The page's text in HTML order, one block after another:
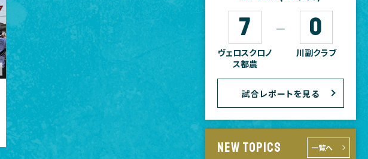
7
ヴェロスクロノ
ス都農
― 0
川副クラブ
試合レポートを見る
NEW TOPICS 一覧へ